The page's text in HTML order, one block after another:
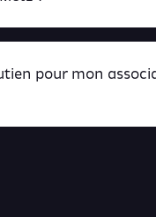
pour mon